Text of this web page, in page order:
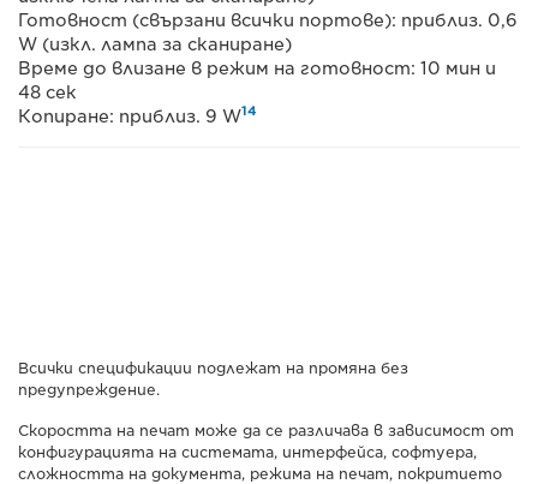
Готовност (свързани всички портове): приблиз. 0,6
W (изкл. лампа за сканиране)
Време до влизане в режим на готовност: 10 мин и
48 сек
Копиране: приблиз. 9 W14
Всички спецификации подлежат на промяна без
предупреждение.
Скоростта на печат може да се различава в зависимост от
конфигурацията на системата, интерфейса, софтуера,
сложността на документа, режима на печат, покритието